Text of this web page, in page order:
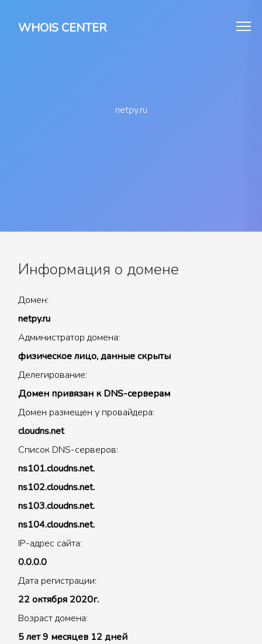
WHOIS CENTER
netpy.ru
Информация о домене
Домен:
netpy.ru
Администратор домена:
физическое лицо, данные скрыты
Делегирование:
Домен привязан к DNS-серверам
Домен размещен у провайдера:
cloudns.net
Список DNS-серверов:
ns101.cloudns.net.
ns102.cloudns.net.
ns103.cloudns.net.
ns104.cloudns.net.
IP-адрес сайта:
0.0.0.0
Дата регистрации:
22 октября 2020г.
Возраст домена:
5 лет 9 месяцев 12 дней